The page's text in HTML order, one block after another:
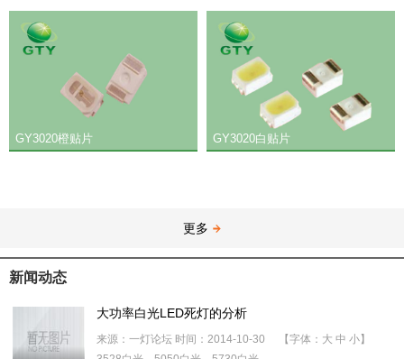
GY3020橙贴片 GY3020白贴片
更多
新闻动态
大功率白光LED死灯的分析
来源：一灯论坛 时间：2014-10-30 【字体：大 中 小】